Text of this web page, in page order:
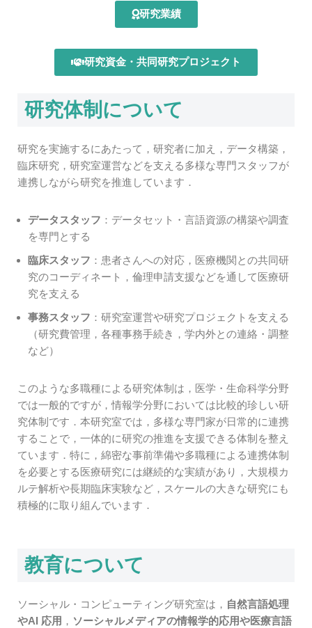
研究業績
研究資金・共同研究プロジェクト
研究体制について
研究を実施するにあたって，研究者に加え，データ構築，
臨床研究，研究室運営などを支える多様な専門スタッフが
連携しながら研究を推進しています．
データスタッフ ：データセット・言語資源の構築や調査
を専門とする
臨床スタッフ ：患者さんへの対応，医療機関との共同研
究のコーディネート，倫理申請支援などを通して医療研
究を支える
事務スタッフ ：研究室運営や研究プロジェクトを支える
（研究費管理，各種事務手続き，学内外との連絡・調整
など）
このような多職種による研究体制は，医学・生命科学分野
では一般的ですが，情報学分野においては比較的珍しい研
究体制です．本研究室では，多様な専門家が日常的に連携
することで，一体的に研究の推進を支援できる体制を整え
ています．特に，綿密な事前準備や多職種による連携体制
を必要とする医療研究には継続的な実績があり，大規模カ
ルテ解析や長期臨床実験など，スケールの大きな研究にも
積極的に取り組んでいます．
教育について
ソーシャル・コンピューティング研究室は， 自然言語処理
やAI 応用 ， ソーシャルメディアの情報学的応用や医療言語